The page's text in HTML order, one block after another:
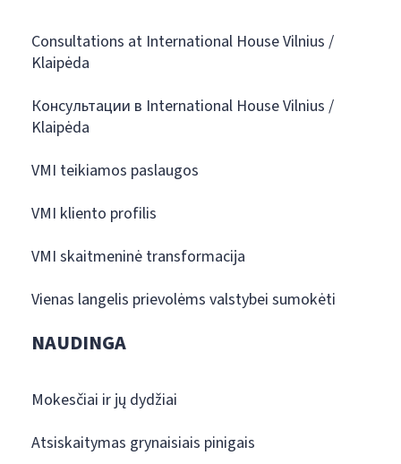
Consultations at International House Vilnius /
Klaipėda
Консультации в International House Vilnius /
Klaipėda
VMI teikiamos paslaugos
VMI kliento profilis
VMI skaitmeninė transformacija
Vienas langelis prievolėms valstybei sumokėti
NAUDINGA
Mokesčiai ir jų dydžiai
Atsiskaitymas grynaisiais pinigais